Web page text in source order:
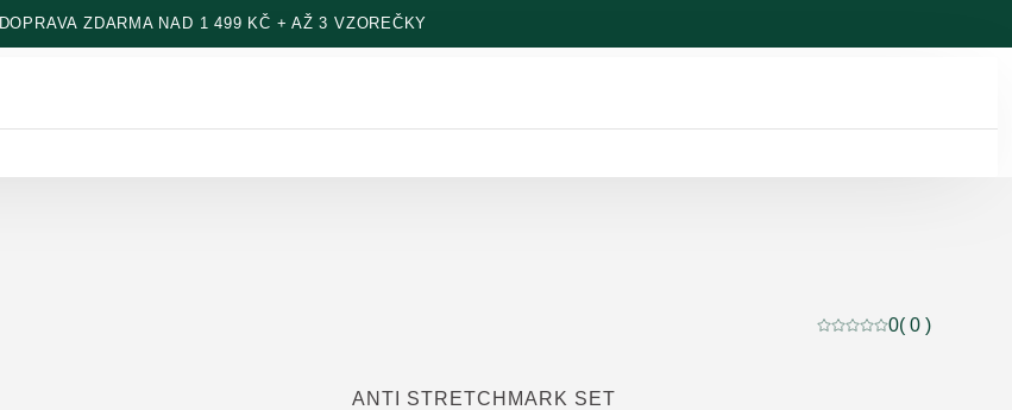
DOPRAVA ZDARMA NAD 1 499 KČ + AŽ 3 VZOREČKY
Aktuální hodnocení: 0
0( 0 )
ANTI STRETCHMARK SET